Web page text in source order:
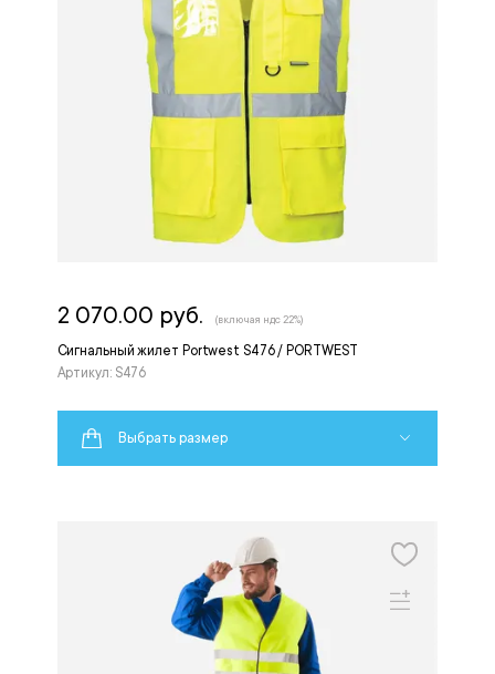
Сигнальный жилет Portwest S476 / PORTWEST
Артикул: S476
2 070.00 руб. (включая ндс 22%)
Выбрать размер